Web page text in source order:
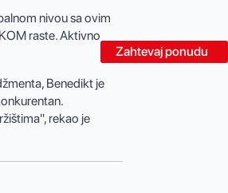
Zahtevaj ponudu
nivou sa ovim
raste. Aktivno
Benedikt je
rekao je